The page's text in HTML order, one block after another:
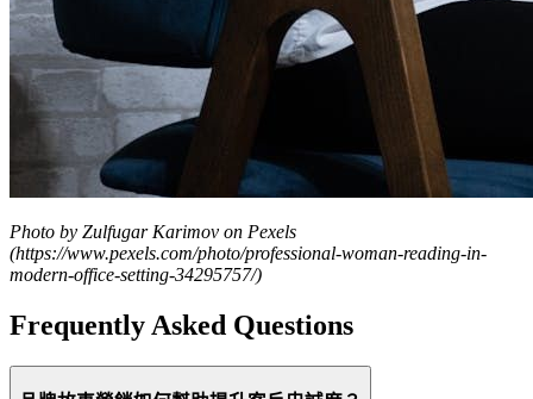
Photo by Zulfugar Karimov on Pexels
(https://www.pexels.com/photo/professional-woman-reading-in-
modern-office-setting-34295757/)
Frequently Asked Questions